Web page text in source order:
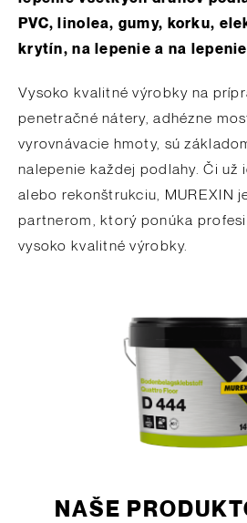
PVC, linolea, gumy, korku,
krytín, na lepenie a na
Vysoko kvalitné výrobky na
penetračné nátery, adhézne
vyrovnávacie hmoty, sú
nalepenie každej podlahy. Či už
alebo rekonštrukciu, MUREXIN
partnerom, ktorý ponúka
vysoko kvalitné výrobky.
NAŠE